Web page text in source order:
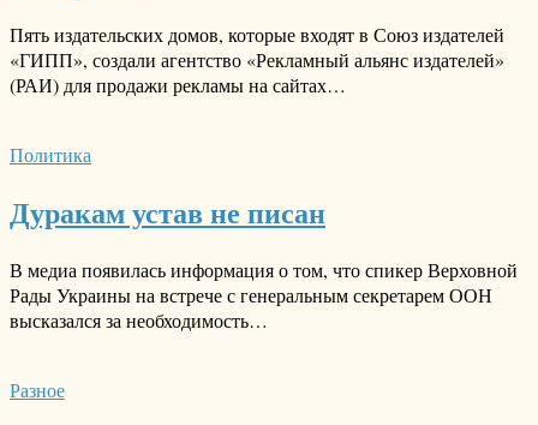
Пять издательских домов, которые входят в Союз издателей
«ГИПП», создали агентство «Рекламный альянс издателей»
(РАИ) для продажи рекламы на сайтах…
Политика
Дуракам устав не писан
В медиа появилась информация о том, что спикер Верховной
Рады Украины на встрече с генеральным секретарем ООН
высказался за необходимость…
Разное